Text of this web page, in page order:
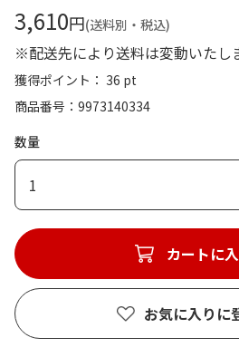
3,610円(送料別・税込)
※配送先により送料は変動いたし
獲得ポイント： 36 pt
商品番号
9973140334
数量
1
カートに
お気に入りに